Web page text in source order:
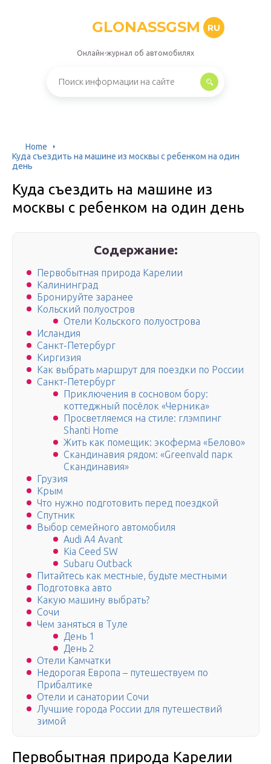
GLONASSGSM RU
Онлайн-журнал об автомобилях
Home
Куда съездить на машине из москвы с ребенком на один
день
Куда съездить на машине из
москвы с ребенком на один день
Содержание:
Первобытная природа Карелии
Калининград
Бронируйте заранее
Кольский полуостров
Отели Кольского полуострова
Исландия
Санкт-Петербург
Киргизия
Как выбрать маршрут для поездки по России
Санкт-Петербург
Приключения в сосновом бору:
коттеджный посёлок «Черника»
Просветляемся на стиле: глэмпинг
Shanti Home
Жить как помещик: экоферма «Белово»
Скандинавия рядом: «Greenvald парк
Скандинавия»
Грузия
Крым
Что нужно подготовить перед поездкой
Спутник
Выбор семейного автомобиля
Audi A4 Avant
Kia Ceed SW
Subaru Outback
Питайтесь как местные, будьте местными
Подготовка авто
Какую машину выбрать?
Сочи
Чем заняться в Туле
День 1
День 2
Отели Камчатки
Недорогая Европа – путешествуем по
Прибалтике
Отели и санатории Сочи
Лучшие города России для путешествий
зимой
Первобытная природа Карелии